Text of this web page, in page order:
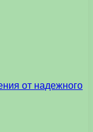
от надежного